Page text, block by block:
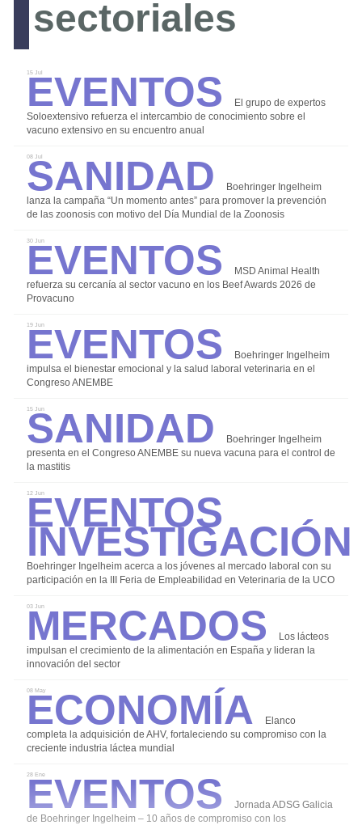
Publicidad y colaboraciones
Contactar
rumiNews
Contacto Comercial
sectoriales
15 Jul
Eventos
El grupo de expertos
Soloextensivo refuerza el intercambio de conocimiento sobre el
vacuno extensivo en su encuentro anual
08 Jul
Sanidad
Boehringer Ingelheim
lanza la campaña “Un momento antes” para promover la prevención
de las zoonosis con motivo del Día Mundial de la Zoonosis
30 Jun
Eventos
MSD Animal Health
refuerza su cercanía al sector vacuno en los Beef Awards 2026 de
Provacuno
19 Jun
Eventos
Boehringer Ingelheim
impulsa el bienestar emocional y la salud laboral veterinaria en el
Congreso ANEMBE
15 Jun
Sanidad
Boehringer Ingelheim
presenta en el Congreso ANEMBE su nueva vacuna para el control de
la mastitis
12 Jun
Eventos
Investigación
Boehringer Ingelheim acerca a los jóvenes al mercado laboral con su
participación en la III Feria de Empleabilidad en Veterinaria de la UCO
03 Jun
Mercados
Los lácteos
impulsan el crecimiento de la alimentación en España y lideran la
innovación del sector
08 May
Economía
Elanco
completa la adquisición de AHV, fortaleciendo su compromiso con la
creciente industria láctea mundial
28 Ene
Eventos
Jornada ADSG Galicia
de Boehringer Ingelheim – 10 años de compromiso con los